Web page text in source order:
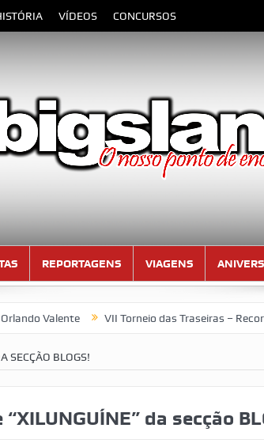
VÍDEOS CONCURSOS
REPORTAGENS VIAGENS
VII Torneio das Traseiras – Recordando
SECÇÃO BLOGS!
da secção